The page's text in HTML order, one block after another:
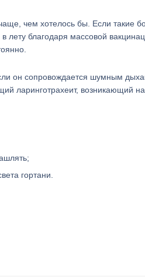
чем хотелось бы. Если такие
лету благодаря массовой
он сопровождается шумным
ларинготрахеит, возникающий
гортани.